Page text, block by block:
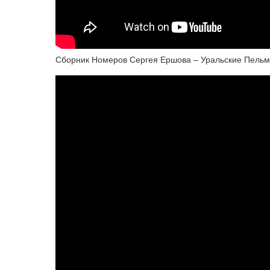
Сборник Номеров Сергея Ершова – Уральские